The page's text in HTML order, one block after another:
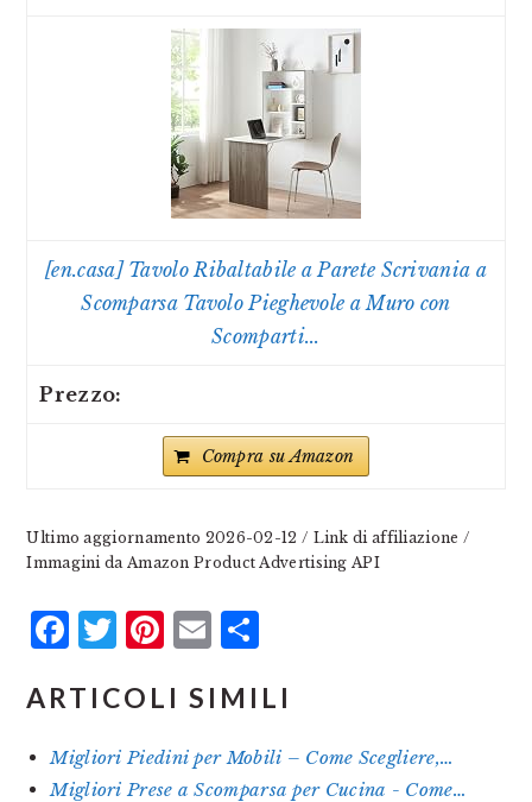
[en.casa] Tavolo Ribaltabile a Parete Scrivania a
Scomparsa Tavolo Pieghevole a Muro con
Scomparti...
Compra su Amazon
Ultimo aggiornamento 2026-02-12 / Link di affiliazione /
Immagini da Amazon Product Advertising API
Facebook
Twitter
Pinterest
Email
ARTICOLI SIMILI
Migliori Piedini per Mobili – Come Scegliere,…
Migliori Prese a Scomparsa per Cucina - Come…